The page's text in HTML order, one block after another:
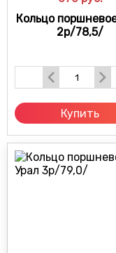
Кольцо
2р/78,5/
Купить